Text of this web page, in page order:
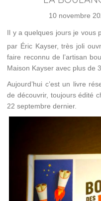
10 novembre
Il y a quelques jours je vous
par Éric Kayser, très joli
faire reconnu de l’artisan
Maison Kayser avec plus de
Aujourd’hui c’est un livre
de découvrir, toujours édité
22 septembre dernier.